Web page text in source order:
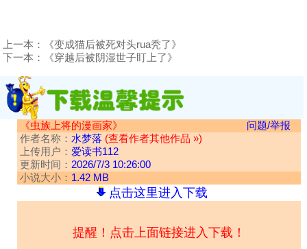
上一本：
《变成猫后被死对头rua秃了》
下一本：
《穿越后被阴湿世子盯上了》
《虫族上将的漫画家》
问题/举报
作者名称： 水梦落 (查看作者其他作品 »)
上传用户： 爱读书112
更新时间： 2026/7/3 10:26:00
小说大小： 1.42 MB
点击这里进入下载
提醒！点击上面链接进入下载！